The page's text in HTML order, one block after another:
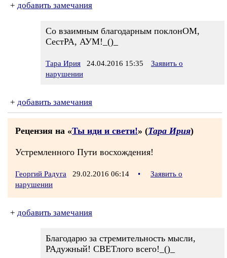
+ добавить замечания
Со взаимным благодарным поклонОМ,
СестРА, АУМ!_()_
Тара Ирия 24.04.2016 15:35
Заявить о
нарушении
+ добавить замечания
Рецензия на «Ты иди и свети!» (Тара Ирия)
Устремленного Пути восхождения!
Георгий Радуга 29.02.2016 06:14 •
Заявить о
нарушении
+ добавить замечания
Благодарю за стремительность мысли,
РАдужный! СВЕТлого всего!_()_